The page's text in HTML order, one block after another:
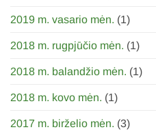
2019 m. vasario mėn. (1)
2018 m. rugpjūčio mėn. (1)
2018 m. balandžio mėn. (1)
2018 m. kovo mėn. (1)
2017 m. birželio mėn. (3)